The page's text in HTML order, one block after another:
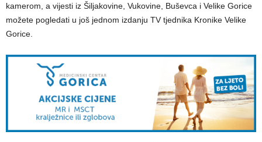
kamerom, a vijesti iz Šiljakovine, Vukovine, Buševca i Velike Gorice
možete pogledati u još jednom izdanju TV tjednika Kronike Velike
Gorice.